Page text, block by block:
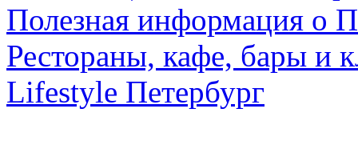
Полезная информация о
Рестораны, кафе, бары и
Lifestyle Петербург